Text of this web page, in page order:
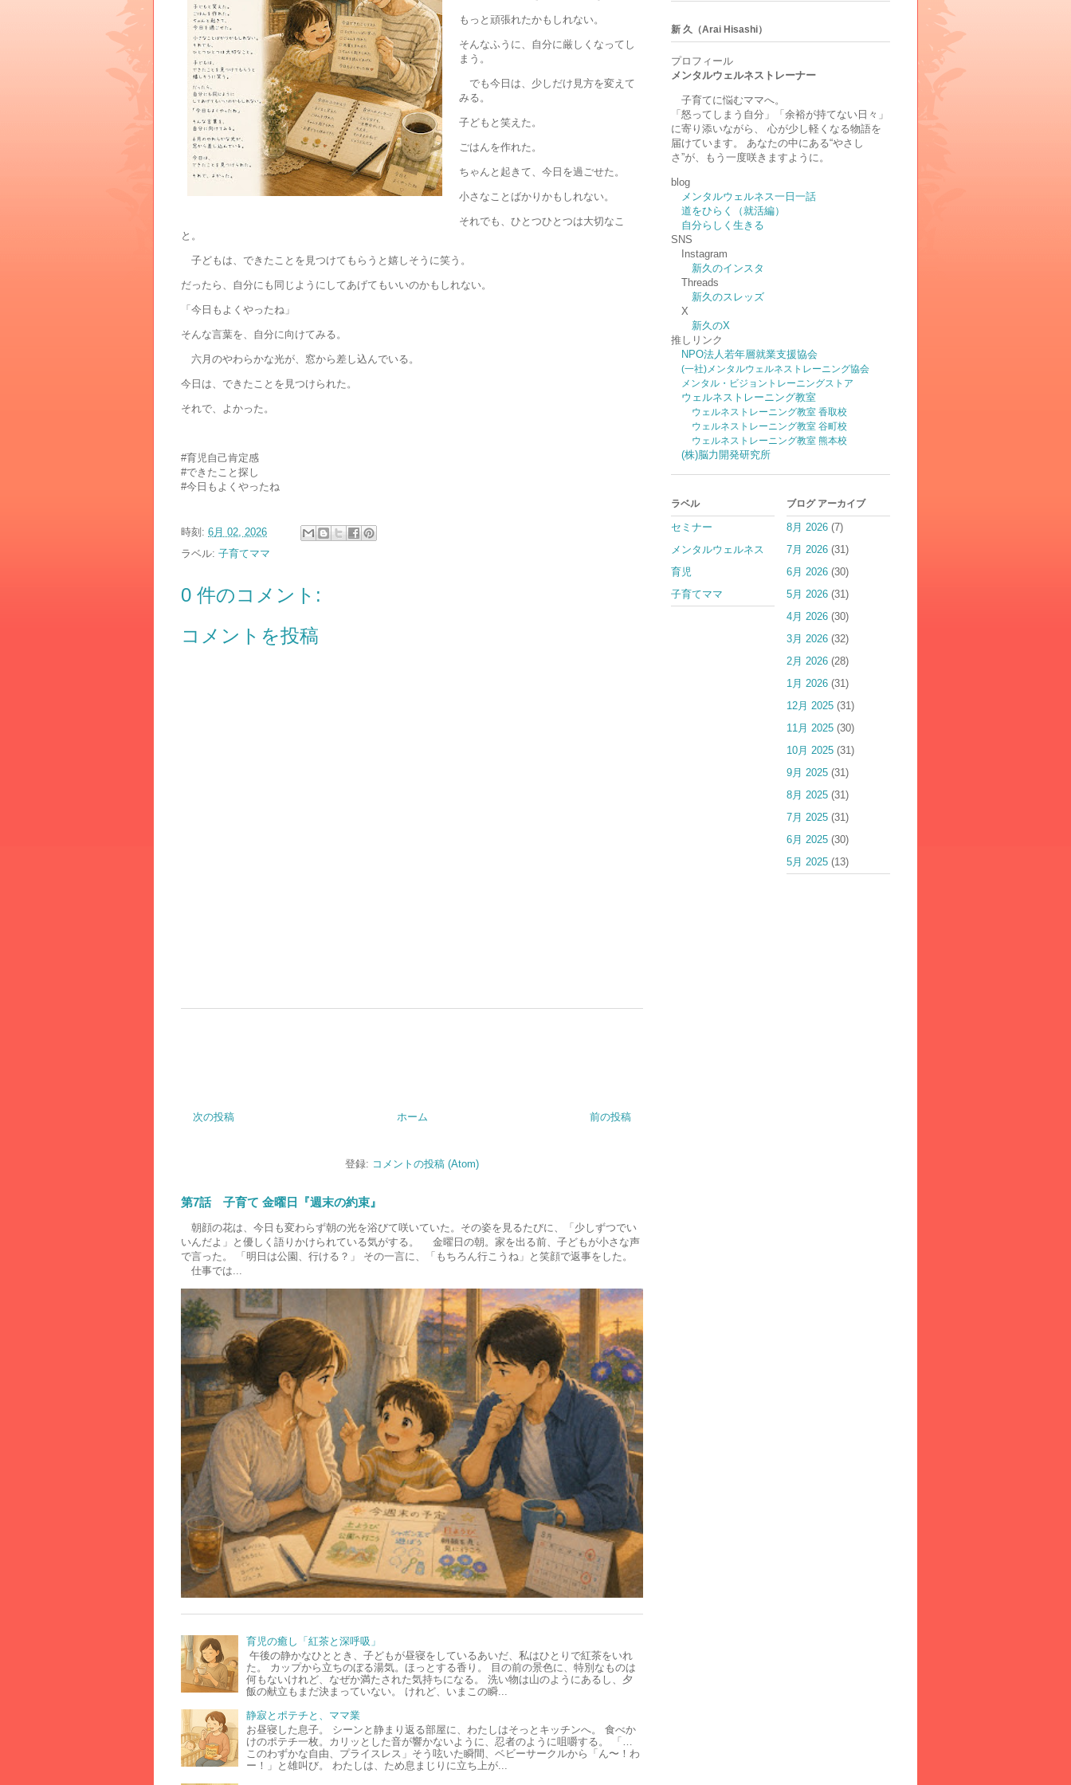
もっと頑張れたかもしれない。
そんなふうに、自分に厳しくなってし
まう。
でも今日は、少しだけ見方を変えて
みる。
子どもと笑えた。
ごはんを作れた。
ちゃんと起きて、今日を過ごせた。
小さなことばかりかもしれない。
それでも、ひとつひとつは大切なこ
と。
子どもは、できたことを見つけてもらうと嬉しそうに笑う。
だったら、自分にも同じようにしてあげてもいいのかもしれない。
「今日もよくやったね」
そんな言葉を、自分に向けてみる。
六月のやわらかな光が、窓から差し込んでいる。
今日は、できたことを見つけられた。
それで、よかった。
#育児自己肯定感
#できたこと探し
#今日もよくやったね
時刻: 6月 02, 2026
ラベル: 子育てママ
0 件のコメント:
コメントを投稿
次の投稿 前の投稿
ホーム
登録: コメントの投稿 (Atom)
第7話 子育て 金曜日『週末の約束』
朝顔の花は、今日も変わらず朝の光を浴びて咲いていた。その姿を見るたびに、「少しずつでい
いんだよ」と優しく語りかけられている気がする。 金曜日の朝。家を出る前、子どもが小さな声
で言った。 「明日は公園、行ける？」 その一言に、「もちろん行こうね」と笑顔で返事をした。
仕事では...
育児の癒し「紅茶と深呼吸」
午後の静かなひととき、子どもが昼寝をしているあいだ、私はひとりで紅茶をいれ
た。 カップから立ちのぼる湯気。ほっとする香り。 目の前の景色に、特別なものは
何もないけれど、なぜか満たされた気持ちになる。 洗い物は山のようにあるし、夕
飯の献立もまだ決まっていない。 けれど、いまこの瞬...
静寂とポテチと、ママ業
お昼寝した息子。 シーンと静まり返る部屋に、わたしはそっとキッチンへ。 食べか
けのポテチ一枚。カリッとした音が響かないように、忍者のように咀嚼する。 「…
このわずかな自由、プライスレス」そう呟いた瞬間、ベビーサークルから「ん〜！わ
ー！」と雄叫び。 わたしは、ため息まじりに立ち上が...
新 久（Arai Hisashi）
プロフィール
メンタルウェルネストレーナー
子育てに悩むママへ。
「怒ってしまう自分」「余裕が持てない日々」
に寄り添いながら、 心が少し軽くなる物語を
届けています。 あなたの中にある“やさし
さ”が、もう一度咲きますように。
blog
メンタルウェルネス一日一話
道をひらく（就活編）
自分らしく生きる
SNS
Instagram
新久のインスタ
Threads
新久のスレッズ
X
新久のX
推しリンク
NPO法人若年層就業支援協会
(一社)メンタルウェルネストレーニング協会
メンタル・ビジョントレーニングストア
ウェルネストレーニング教室
ウェルネストレーニング教室 香取校
ウェルネストレーニング教室 谷町校
ウェルネストレーニング教室 熊本校
(株)脳力開発研究所
ラベル
セミナー
メンタルウェルネス
育児
子育てママ
ブログ アーカイブ
8月 2026 (7)
7月 2026 (31)
6月 2026 (30)
5月 2026 (31)
4月 2026 (30)
3月 2026 (32)
2月 2026 (28)
1月 2026 (31)
12月 2025 (31)
11月 2025 (30)
10月 2025 (31)
9月 2025 (31)
8月 2025 (31)
7月 2025 (31)
6月 2025 (30)
5月 2025 (13)